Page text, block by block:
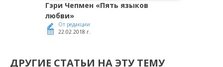
Гэри Чепмен «Пять языков
любви»
От редакции
22.02.2018 г.
ДРУГИЕ СТАТЬИ НА ЭТУ ТЕМУ